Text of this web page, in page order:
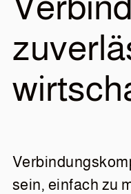
sein, einfach zu